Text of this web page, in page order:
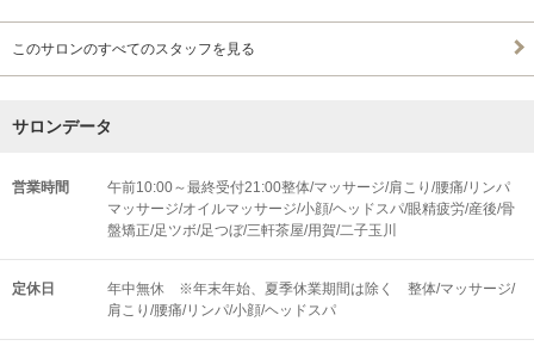
このサロンのすべてのスタッフを見る
サロンデータ
営業時間
午前10:00～最終受付21:00整体/マッサージ/肩こり/腰痛/リンパ
マッサージ/オイルマッサージ/小顔/ヘッドスパ/眼精疲労/産後/骨
盤矯正/足ツボ/足つぼ/三軒茶屋/用賀/二子玉川
定休日
年中無休 ※年末年始、夏季休業期間は除く 整体/マッサージ/
肩こり/腰痛/リンパ/小顔/ヘッドスパ